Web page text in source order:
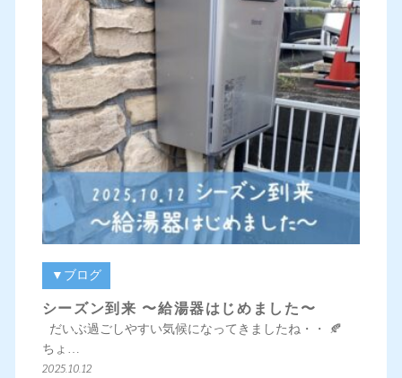
▼ブログ
シーズン到来 〜給湯器はじめました〜
だいぶ過ごしやすい気候になってきましたね・・ 🍂
ちょ…
2025.10.12